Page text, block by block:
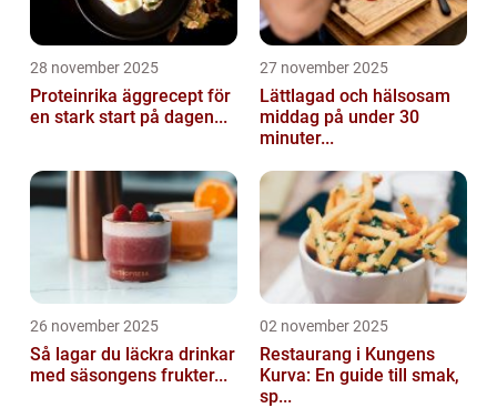
28 november 2025
Proteinrika äggrecept för
en stark start på dagen...
27 november 2025
Lättlagad och hälsosam
middag på under 30
minuter...
26 november 2025
Så lagar du läckra drinkar
med säsongens frukter...
02 november 2025
Restaurang i Kungens
Kurva: En guide till smak,
sp...